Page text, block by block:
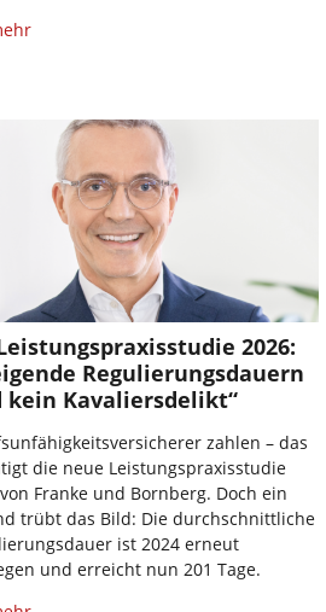
2026:
Regulierungsdauern
kein Kavaliersdelikt“
zahlen – das
die neue Leistungspraxisstudie
Franke und Bornberg. Doch ein
trübt das Bild: Die durchschnittliche
ist 2024 erneut
und erreicht nun 201 Tage.